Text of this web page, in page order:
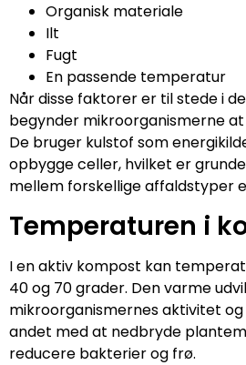
Organisk materiale
Ilt
Fugt
En passende temperatur
Når disse faktorer er til stede i
begynder mikroorganismerne
De bruger kulstof som
opbygge celler, hvilket er
mellem forskellige affaldstyper
Temperaturen i
I en aktiv kompost kan
40 og 70 grader. Den varme
mikroorganismernes aktivitet
andet med at nedbryde
reducere bakterier og frø.